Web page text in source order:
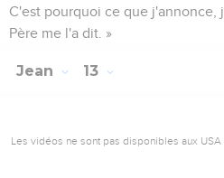
C'est pourquoi ce que j'annonce,
Père me l'a dit. »
Jean 13
Les vidéos ne sont pas disponibles aux USA